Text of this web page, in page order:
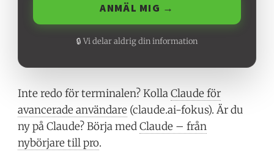
ANMÄL MIG →
🔒 Vi delar aldrig din information
Inte redo för terminalen? KollaClaude för
avancerade användare (claude.ai-fokus). Är du
ny på Claude? Börja medClaude – från
nybörjare till pro.